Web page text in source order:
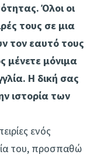
Όλοι οι
τους σε μια
τον εαυτό τους
μένετε μόνιμα
Η δική σας
ιστορία των
ενός
του, προσπαθώ